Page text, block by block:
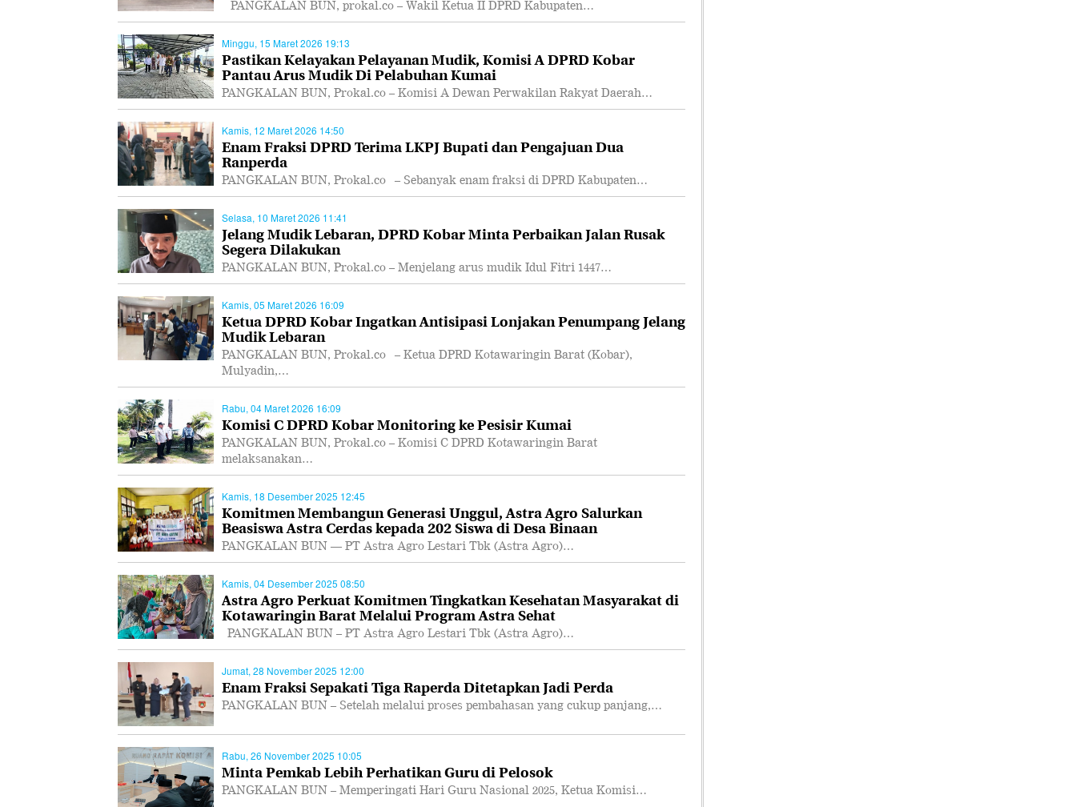
PANGKALAN BUN, prokal.co – Wakil Ketua II DPRD Kabupaten…
Minggu, 15 Maret 2026 19:13
Pastikan Kelayakan Pelayanan Mudik, Komisi A DPRD Kobar
Pantau Arus Mudik Di Pelabuhan Kumai
PANGKALAN BUN, Prokal.co – Komisi A Dewan Perwakilan Rakyat Daerah…
Kamis, 12 Maret 2026 14:50
Enam Fraksi DPRD Terima LKPJ Bupati dan Pengajuan Dua
Ranperda
PANGKALAN BUN, Prokal.co – Sebanyak enam fraksi di DPRD Kabupaten…
Selasa, 10 Maret 2026 11:41
Jelang Mudik Lebaran, DPRD Kobar Minta Perbaikan Jalan Rusak
Segera Dilakukan
PANGKALAN BUN, Prokal.co – Menjelang arus mudik Idul Fitri 1447…
Kamis, 05 Maret 2026 16:09
Ketua DPRD Kobar Ingatkan Antisipasi Lonjakan Penumpang Jelang
Mudik Lebaran
PANGKALAN BUN, Prokal.co – Ketua DPRD Kotawaringin Barat (Kobar),
Mulyadin,…
Rabu, 04 Maret 2026 16:09
Komisi C DPRD Kobar Monitoring ke Pesisir Kumai
PANGKALAN BUN, Prokal.co – Komisi C DPRD Kotawaringin Barat
melaksanakan…
Kamis, 18 Desember 2025 12:45
Komitmen Membangun Generasi Unggul, Astra Agro Salurkan
Beasiswa Astra Cerdas kepada 202 Siswa di Desa Binaan
PANGKALAN BUN — PT Astra Agro Lestari Tbk (Astra Agro)…
Kamis, 04 Desember 2025 08:50
Astra Agro Perkuat Komitmen Tingkatkan Kesehatan Masyarakat di
Kotawaringin Barat Melalui Program Astra Sehat
PANGKALAN BUN – PT Astra Agro Lestari Tbk (Astra Agro)…
Jumat, 28 November 2025 12:00
Enam Fraksi Sepakati Tiga Raperda Ditetapkan Jadi Perda
PANGKALAN BUN – Setelah melalui proses pembahasan yang cukup panjang,…
Rabu, 26 November 2025 10:05
Minta Pemkab Lebih Perhatikan Guru di Pelosok
PANGKALAN BUN – Memperingati Hari Guru Nasional 2025, Ketua Komisi…